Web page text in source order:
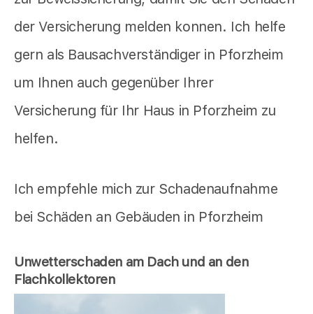
der Versicherung melden konnen. Ich helfe
gern als Bausachverständiger in Pforzheim
um Ihnen auch gegenüber Ihrer
Versicherung für Ihr Haus in Pforzheim zu
helfen.
Ich empfehle mich zur Schadenaufnahme
bei Schäden an Gebäuden in Pforzheim
Unwetterschaden am Dach und an den
Flachkollektoren